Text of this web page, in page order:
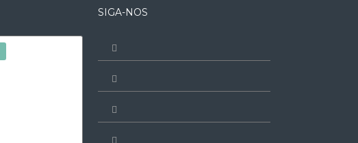
SIGA-NOS